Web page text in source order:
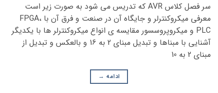
سر فصل کلاس AVR که تدریس می شود به صورت زیر است
معرفی میکروکنترلر و جایگاه آن در صنعت و فرق آن با FPGA،
PLC و میکروپروسسور مقایسه ی انواع میکروکنترلر ها با یکدیگر
آشنایی با مبناها و تبدیل مبنای 2 به 16 و بالعکس و تبدیل از
مبنای 2 به 10
ادامه →